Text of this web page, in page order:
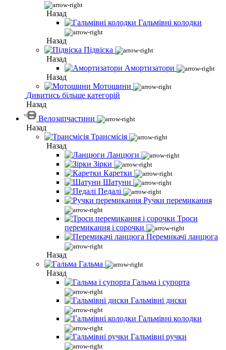
Назад
Гальмівні колодки
Назад
Підвіска
Назад
Амортизатори
Назад
Мотошини
Дивитись більше категорій
Назад
Велозапчастини
Назад
Трансмісія
Назад
Ланцюги
Зірки
Каретки
Шатуни
Педалі
Ручки перемикання
Троси
перемикання і сорочки
Перемикачі ланцюга
Назад
Гальма
Назад
Гальма і супорта
Гальмівні диски
Гальмівні колодки
Гальмівні ручки